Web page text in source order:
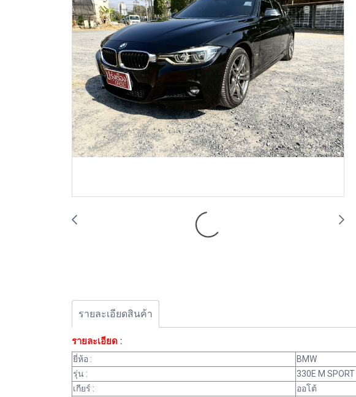
รายละเอียดสินค้า
รายละเอียด :
ยี่ห้อ :
BMW
รุ่น :
330E M SPORT
เกียร์ :
ออโต้